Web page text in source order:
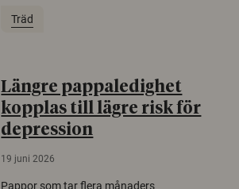
Träd
Längre pappaledighet
kopplas till lägre risk för
depression
19 juni 2026
Pappor som tar flera månaders